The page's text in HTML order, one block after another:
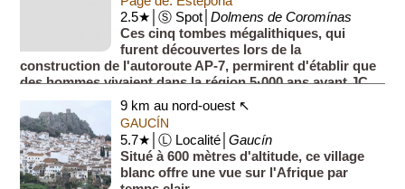
2.5★│Ⓢ Spot│Dolmens de Coromínas
Ces cinq tombes mégalithiques, qui
furent découvertes lors de la
construction de l'autoroute AP-7, permirent d'établir que
des hommes vivaient dans la région 5·000 ans avant JC,
soit 4·000 ans avan...9 km au nord-ouest ↖
GAUCÍN
5.7★│Ⓛ Localité│Gaucín
Situé à 600 mètres d'altitude, ce village
blanc offre une vue sur l'Afrique par